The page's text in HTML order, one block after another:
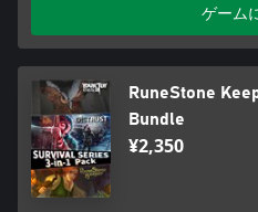
ゲーム
RuneStone
Bundle
¥2,350